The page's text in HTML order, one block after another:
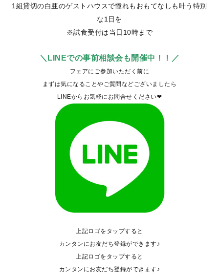
1組貸切の白亜のゲストハウスで憧れもおもてなしも叶う特別
な1日を
※試食受付は当日10時まで
＼LINEでの事前相談会も開催中！！／
フェアにご参加いただく前に
まずは気になることやご質問などございましたら
LINEからお気軽にお問合せください❤
上記ロゴをタップすると
カンタンにお友だち登録ができます♪
上記ロゴをタップすると
カンタンにお友だち登録ができます♪